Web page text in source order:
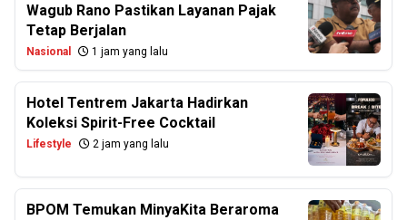
Wagub Rano Pastikan Layanan Pajak
Tetap Berjalan
Nasional 1 jam yang lalu
Hotel Tentrem Jakarta Hadirkan
Koleksi Spirit-Free Cocktail
Lifestyle 2 jam yang lalu
BPOM Temukan MinyaKita Beraroma